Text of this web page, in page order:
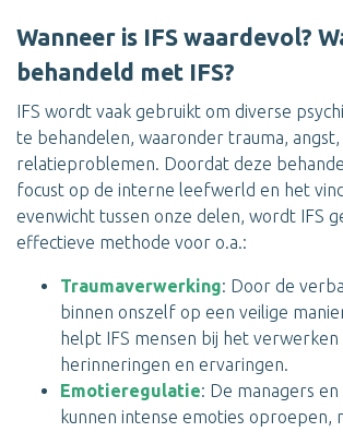
Wanneer is IFS waardevol?
behandeld met IFS?
IFS wordt vaak gebruikt om diverse
te behandelen, waaronder trauma,
relatieproblemen. Doordat deze
focust op de interne leefwerld en het
evenwicht tussen onze delen, wordt IFS
effectieve methode voor o.a.:
Traumaverwerking: Door de
binnen onszelf op een veilige
helpt IFS mensen bij het verwerken
herinneringen en ervaringen.
Emotieregulatie: De managers
kunnen intense emoties oproepen,